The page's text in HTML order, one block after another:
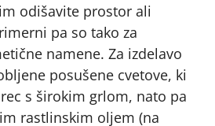
odišavite prostor ali
pa so tako za
namene. Za izdelavo
posušene cvetove, ki
s širokim grlom, nato pa
rastlinskim oljem (na